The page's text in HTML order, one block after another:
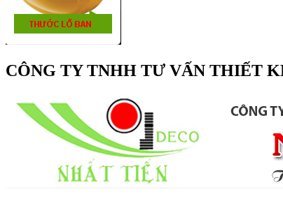
CÔNG TY TNHH TƯ VẤN THIẾT